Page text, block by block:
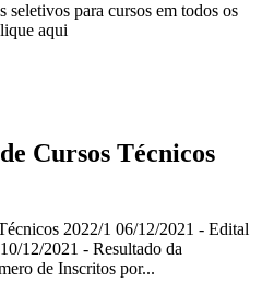
para cursos em todos os
aqui
Cursos Técnicos
2022/1 06/12/2021 - Edital
12/2021 - Resultado da
de Inscritos por...